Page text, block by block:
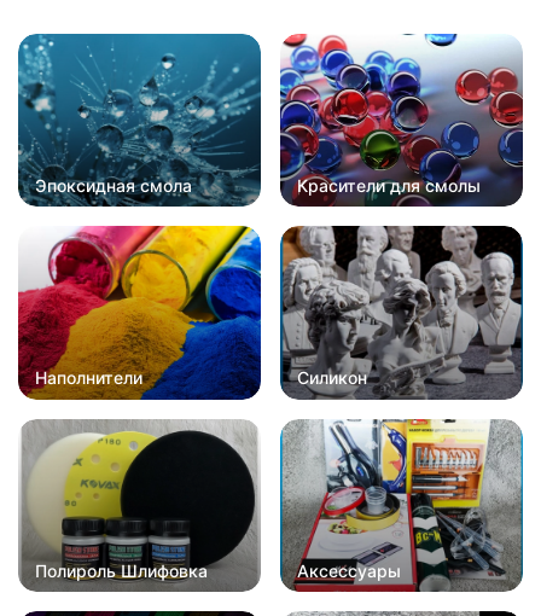
Эпоксидная смола Красители для смолы
Наполнители Силикон
Полироль Шлифовка Аксессуары